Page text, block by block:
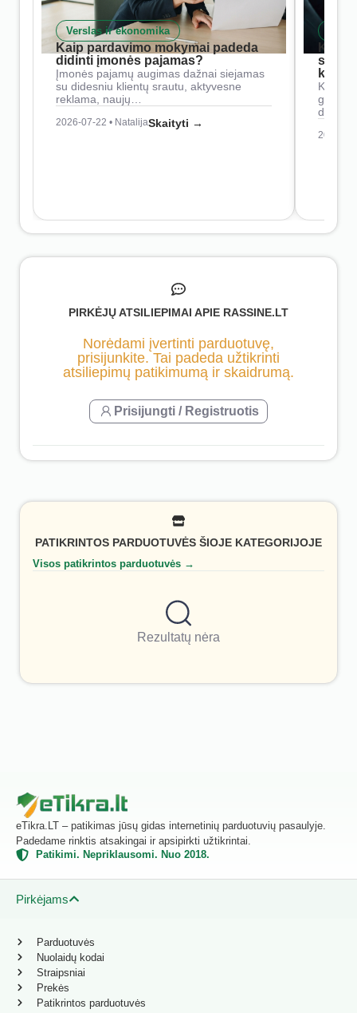
Verslas ir ekonomika
Kaip pardavimo mokymai padeda
didinti įmonės pajamas?
Įmonės pajamų augimas dažnai siejamas
su didesniu klientų srautu, aktyvesne
reklama, naujų…
2026-07-22 • NatalijaSkaityti →
Kaip
2026-
PIRKĖJŲ ATSILIEPIMAI APIE RASSINE.LT
Norėdami įvertinti parduotuvę,
prisijunkite. Tai padeda užtikrinti
atsiliepimų patikimumą ir skaidrumą.
Prisijungti / Registruotis
PATIKRINTOS PARDUOTUVĖS ŠIOJE KATEGORIJOJE
Visos patikrintos parduotuvės →
Rezultatų nėra
eTikra.LT – patikimas jūsų gidas internetinių parduotuvių pasaulyje.
Padedame rinktis atsakingai ir apsipirkti užtikrintai.
Patikimi. Nepriklausomi. Nuo 2018.
Pirkėjams
Parduotuvės
Nuolaidų kodai
Straipsniai
Prekės
Patikrintos parduotuvės